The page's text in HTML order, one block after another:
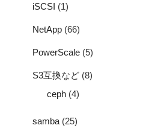
iSCSI (1)
NetApp (66)
PowerScale (5)
S3互換など (8)
ceph (4)
samba (25)